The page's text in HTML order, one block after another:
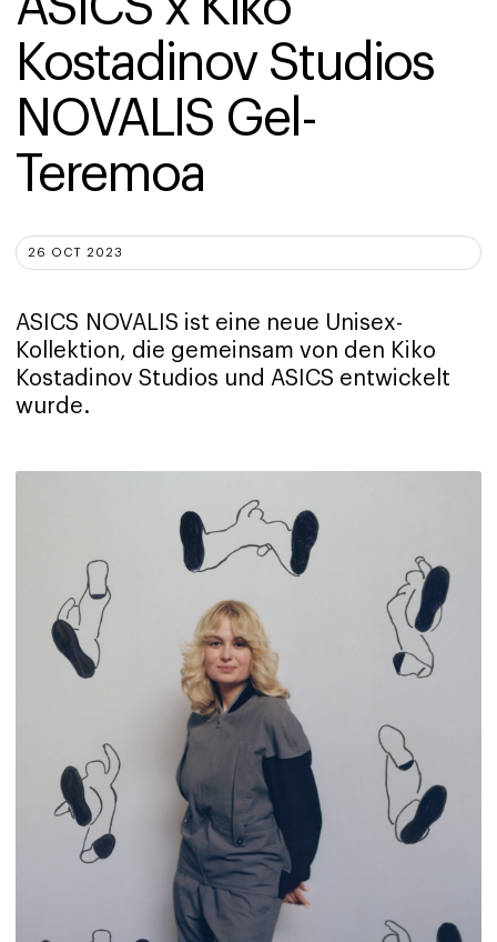
Kostadinov Studios
NOVALIS Gel-
Teremoa
26 OCT 2023
ASICS NOVALIS ist eine neue Unisex-
Kollektion, die gemeinsam von den Kiko
Kostadinov Studios und ASICS entwickelt
wurde.